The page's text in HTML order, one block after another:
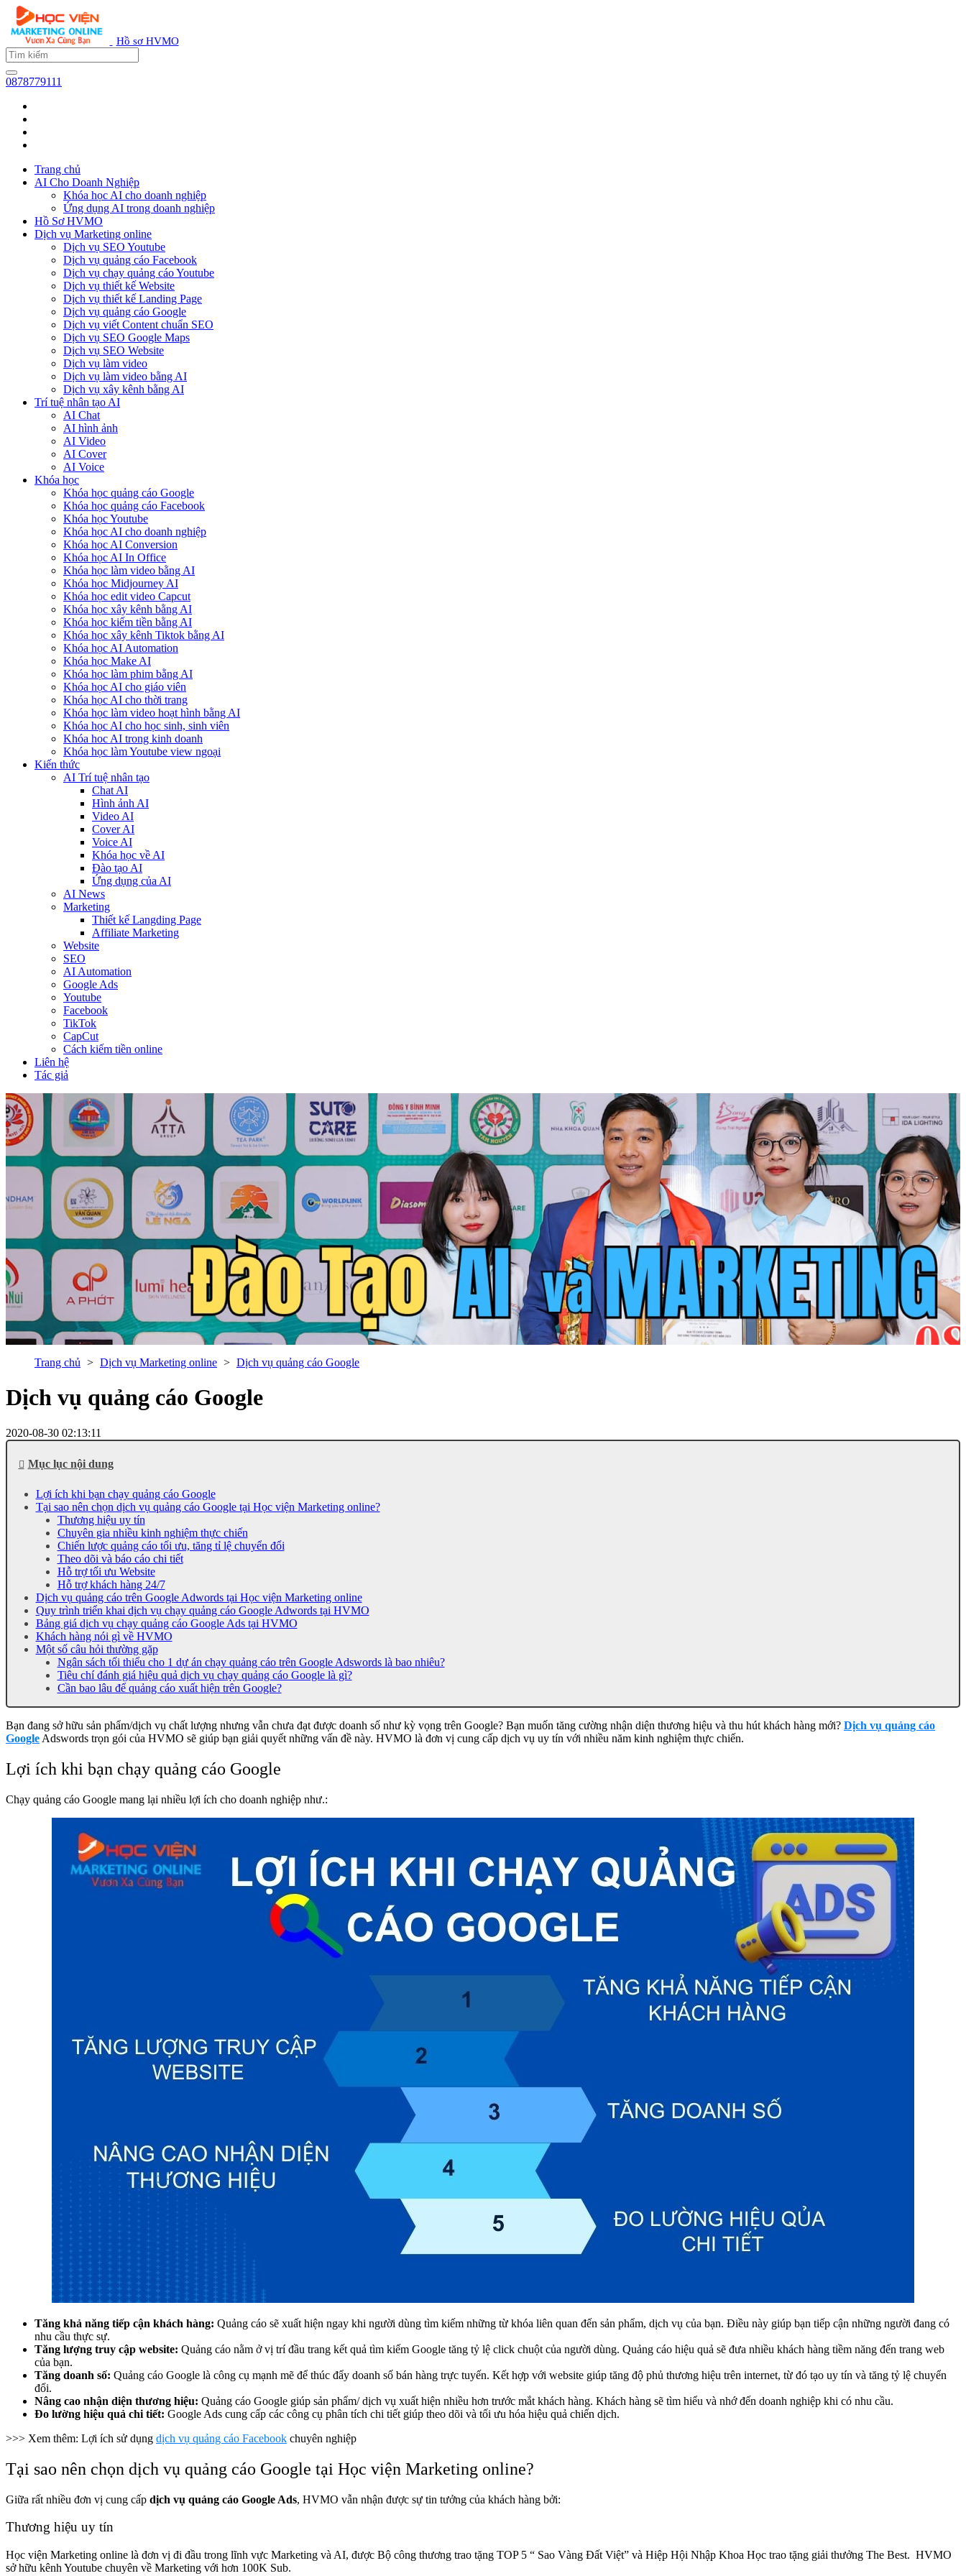
Hồ sơ HVMO
0878779111
Trang chủ
AI Cho Doanh Nghiệp
Khóa học AI cho doanh nghiệp
Ứng dụng AI trong doanh nghiệp
Hồ Sơ HVMO
Dịch vụ Marketing online
Dịch vụ SEO Youtube
Dịch vụ quảng cáo Facebook
Dịch vụ chạy quảng cáo Youtube
Dịch vụ thiết kế Website
Dịch vụ thiết kế Landing Page
Dịch vụ quảng cáo Google
Dịch vụ viết Content chuẩn SEO
Dịch vụ SEO Google Maps
Dịch vụ SEO Website
Dịch vụ làm video
Dịch vụ làm video bằng AI
Dịch vụ xây kênh bằng AI
Trí tuệ nhân tạo AI
AI Chat
AI hình ảnh
AI Video
AI Cover
AI Voice
Khóa học
Khóa học quảng cáo Google
Khóa học quảng cáo Facebook
Khóa học Youtube
Khóa học AI cho doanh nghiệp
Khóa học AI Conversion
Khóa học AI In Office
Khóa học làm video bằng AI
Khóa học Midjourney AI
Khóa học edit video Capcut
Khóa học xây kênh bằng AI
Khóa học kiếm tiền bằng AI
Khóa học xây kênh Tiktok bằng AI
Khóa học AI Automation
Khóa học Make AI
Khóa học làm phim bằng AI
Khóa học AI cho giáo viên
Khóa học AI cho thời trang
Khóa học làm video hoạt hình bằng AI
Khóa học AI cho học sinh, sinh viên
Khóa hoc AI trong kinh doanh
Khóa học làm Youtube view ngoại
Kiến thức
AI Trí tuệ nhân tạo
Chat AI
Hình ảnh AI
Video AI
Cover AI
Voice AI
Khóa học về AI
Đào tạo AI
Ứng dụng của AI
AI News
Marketing
Thiết kế Langding Page
Affiliate Marketing
Website
SEO
AI Automation
Google Ads
Youtube
Facebook
TikTok
CapCut
Cách kiếm tiền online
Liên hệ
Tác giả
Trang chủ Dịch vụ Marketing online Dịch vụ quảng cáo Google
Dịch vụ quảng cáo Google
2020-08-30 02:13:11
Mục lục nội dung
Lợi ích khi bạn chạy quảng cáo Google
Tại sao nên chọn dịch vụ quảng cáo Google tại Học viện Marketing online?
Thương hiệu uy tín
Chuyên gia nhiều kinh nghiệm thực chiến
Chiến lược quảng cáo tối ưu, tăng tỉ lệ chuyển đổi
Theo dõi và báo cáo chi tiết
Hỗ trợ tối ưu Website
Hỗ trợ khách hàng 24/7
Dịch vụ quảng cáo trên Google Adwords tại Học viện Marketing online
Quy trình triển khai dịch vụ chạy quảng cáo Google Adwords tại HVMO
Bảng giá dịch vụ chạy quảng cáo Google Ads tại HVMO
Khách hàng nói gì về HVMO
Một số câu hỏi thường gặp
Ngân sách tối thiểu cho 1 dự án chạy quảng cáo trên Google Adswords là bao nhiêu?
Tiêu chí đánh giá hiệu quả dịch vụ chạy quảng cáo Google là gì?
Cần bao lâu để quảng cáo xuất hiện trên Google?
Bạn đang sở hữu sản phẩm/dịch vụ chất lượng nhưng vẫn chưa đạt được doanh số như kỳ vọng trên Google? Bạn muốn tăng cường nhận diện thương hiệu và thu hút khách hàng mới? Dịch vụ quảng cáo
Google Adswords trọn gói của HVMO sẽ giúp bạn giải quyết những vấn đề này. HVMO là đơn vị cung cấp dịch vụ uy tín với nhiều năm kinh nghiệm thực chiến.
Lợi ích khi bạn chạy quảng cáo Google
Chạy quảng cáo Google mang lại nhiều lợi ích cho doanh nghiệp như.:
Tăng khả năng tiếp cận khách hàng: Quảng cáo sẽ xuất hiện ngay khi người dùng tìm kiếm những từ khóa liên quan đến sản phẩm, dịch vụ của bạn. Điều này giúp bạn tiếp cận những người đang có
nhu cầu thực sự.
Tăng lượng truy cập website: Quảng cáo nằm ở vị trí đầu trang kết quả tìm kiếm Google tăng tỷ lệ click chuột của người dùng. Quảng cáo hiệu quả sẽ đưa nhiều khách hàng tiềm năng đến trang web
của bạn.
Tăng doanh số: Quảng cáo Google là công cụ mạnh mẽ để thúc đẩy doanh số bán hàng trực tuyến. Kết hợp với website giúp tăng độ phủ thương hiệu trên internet, từ đó tạo uy tín và tăng tỷ lệ chuyển
đổi.
Nâng cao nhận diện thương hiệu: Quảng cáo Google giúp sản phẩm/ dịch vụ xuất hiện nhiều hơn trước mắt khách hàng. Khách hàng sẽ tìm hiểu và nhớ đến doanh nghiệp khi có nhu cầu.
Đo lường hiệu quả chi tiết: Google Ads cung cấp các công cụ phân tích chi tiết giúp theo dõi và tối ưu hóa hiệu quả chiến dịch.
>>> Xem thêm: Lợi ích sử dụng dịch vụ quảng cáo Facebook chuyên nghiệp
Tại sao nên chọn dịch vụ quảng cáo Google tại Học viện Marketing online?
Giữa rất nhiều đơn vị cung cấp dịch vụ quảng cáo Google Ads, HVMO vẫn nhận được sự tin tưởng của khách hàng bởi:
Thương hiệu uy tín
Học viện Marketing online là đơn vị đi đầu trong lĩnh vực Marketing và AI, được Bộ công thương trao tặng TOP 5 “ Sao Vàng Đất Việt” và Hiệp Hội Nhập Khoa Học trao tặng giải thưởng The Best. HVMO
sở hữu kênh Youtube chuyên về Marketing với hơn 100K Sub.